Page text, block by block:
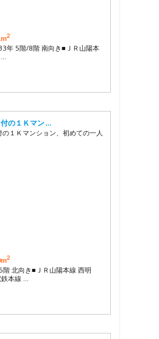
2
年 5階/8階 南向き■ＪＲ山陽本
…
の１Ｋマン …
１Ｋマンション、初めての一人
2
北向き■ＪＲ山陽本線 西明
本線 …